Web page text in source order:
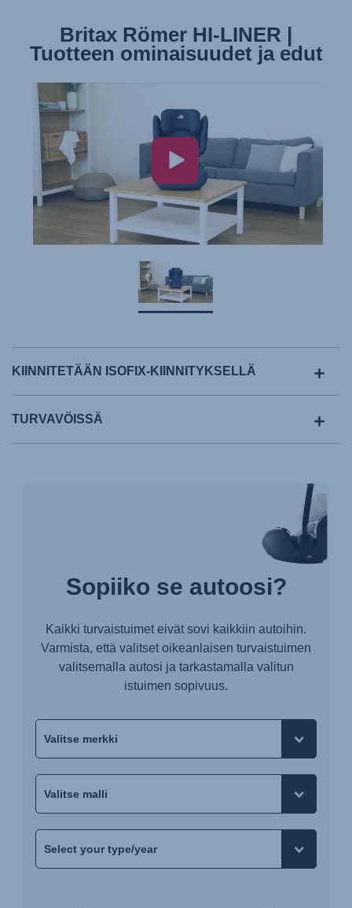
Britax Römer HI-LINER |
Tuotteen ominaisuudet ja edut
KIINNITETÄÄN ISOFIX-KIINNITYKSELLÄ
TURVAVÖISSÄ
Sopiiko se autoosi?
Kaikki turvaistuimet eivät sovi kaikkiin autoihin.
Varmista, että valitset oikeanlaisen turvaistuimen
valitsemalla autosi ja tarkastamalla valitun
istuimen sopivuus.